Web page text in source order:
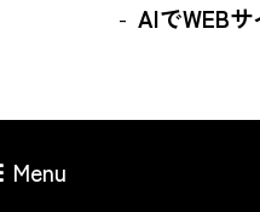
AIでWEB
Menu